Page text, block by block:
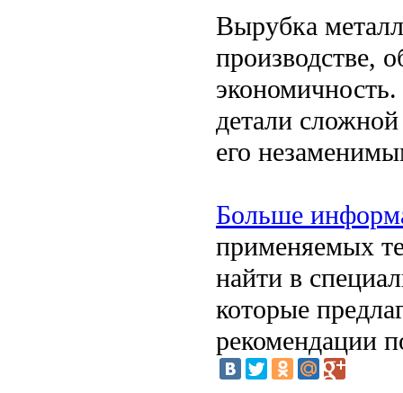
Вырубка
производстве,
экономичность.
детали
его
Больше
применяемых
найти в
которые
рекомендации